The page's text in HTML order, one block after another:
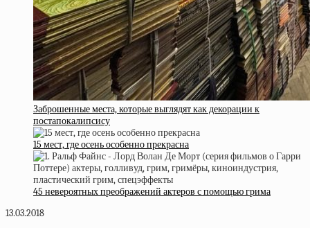
Заброшенные места, которые выглядят как декорации к
постапокалипсису
15 мест, где осень особенно прекрасна
45 невероятных преображений актеров с помощью грима
13.03.2018